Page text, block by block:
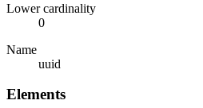
Lower cardinality
0
Name
uuid
Elements